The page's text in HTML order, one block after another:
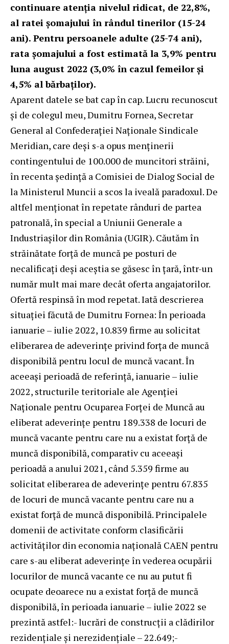
continuare atenția nivelul ridicat, de 22,8%,
al ratei șomajului în rândul tinerilor (15-24
ani). Pentru persoanele adulte (25-74 ani),
rata şomajului a fost estimată la 3,9% pentru
luna august 2022 (3,0% în cazul femeilor şi
4,5% al bărbaţilor).
Aparent datele se bat cap în cap. Lucru recunoscut
și de colegul meu, Dumitru Fornea, Secretar
General al Confederației Naționale Sindicale
Meridian, care deși s-a opus menținerii
contingentului de 100.000 de muncitori străini,
în recenta ședință a Comisiei de Dialog Social de
la Ministerul Muncii a scos la iveală paradoxul. De
altfel menționat în repetate rânduri de partea
patronală, în special a Uniunii Generale a
Industriașilor din România (UGIR). Căutăm în
străinătate forță de muncă pe posturi de
necalificați deși aceștia se găsesc în țară, într-un
număr mult mai mare decât oferta angajatorilor.
Ofertă respinsă în mod repetat. Iată descrierea
situației făcută de Dumitru Fornea: În perioada
ianuarie – iulie 2022, 10.839 firme au solicitat
eliberarea de adeverințe privind forța de muncă
disponibilă pentru locul de muncă vacant. În
aceeași perioadă de referință, ianuarie – iulie
2022, structurile teritoriale ale Agenției
Naționale pentru Ocuparea Forței de Muncă au
eliberat adeverințe pentru 189.338 de locuri de
muncă vacante pentru care nu a existat forță de
muncă disponibilă, comparativ cu aceeași
perioadă a anului 2021, când 5.359 firme au
solicitat eliberarea de adeverinţe pentru 67.835
de locuri de muncă vacante pentru care nu a
existat forță de muncă disponibilă. Principalele
domenii de activitate conform clasificării
activităților din economia națională CAEN pentru
care s-au eliberat adeverințe în vederea ocupării
locurilor de muncă vacante ce nu au putut fi
ocupate deoarece nu a existat forță de muncă
disponibilă, în perioada ianuarie – iulie 2022 se
prezintă astfel:- lucrări de construcții a clădirilor
rezidențiale și nerezidențiale – 22.649;-